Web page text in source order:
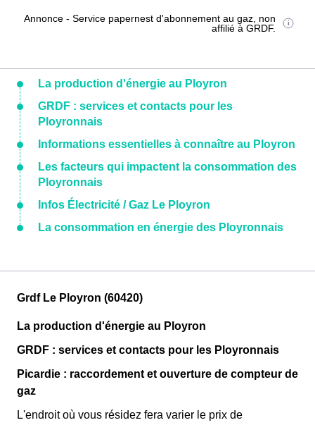
Annonce - Service papernest d'abonnement au gaz, non
affilié à GRDF.
La production d'énergie au Ployron
GRDF : services et contacts pour les
Ployronnais
Informations essentielles à connaître au Ployron
Les facteurs qui impactent la consommation des
Ployronnais
Infos Électricité / Gaz Le Ployron
La consommation en énergie des Ployronnais
Grdf Le Ployron (60420)
La production d'énergie au Ployron
GRDF : services et contacts pour les Ployronnais
Picardie : raccordement et ouverture de compteur de
gaz
L'endroit où vous résidez fera varier le prix de